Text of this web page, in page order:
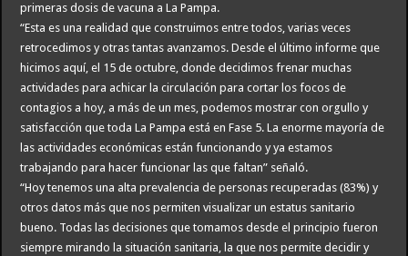
primeras dosis de vacuna a La Pampa.
“Esta es una realidad que construimos entre todos, varias veces
retrocedimos y otras tantas avanzamos. Desde el último informe que
hicimos aquí, el 15 de octubre, donde decidimos frenar muchas
actividades para achicar la circulación para cortar los focos de
contagios a hoy, a más de un mes, podemos mostrar con orgullo y
satisfacción que toda La Pampa está en Fase 5. La enorme mayoría de
las actividades económicas están funcionando y ya estamos
trabajando para hacer funcionar las que faltan” señaló.
“Hoy tenemos una alta prevalencia de personas recuperadas (83%) y
otros datos más que nos permiten visualizar un estatus sanitario
bueno. Todas las decisiones que tomamos desde el principio fueron
siempre mirando la situación sanitaria, la que nos permite decidir y